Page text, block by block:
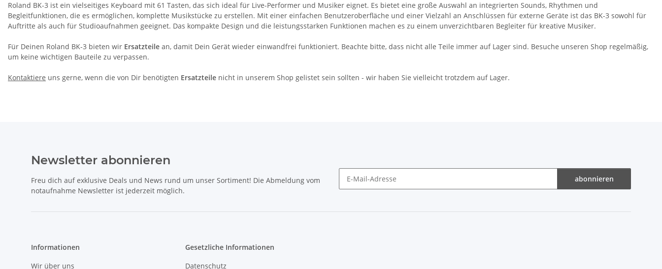
Roland BK-3 ist ein vielseitiges Keyboard mit 61 Tasten, das sich ideal für Live-Performer und Musiker eignet. Es bietet eine große Auswahl an integrierten Sounds, Rhythmen und
Begleitfunktionen, die es ermöglichen, komplette Musikstücke zu erstellen. Mit einer einfachen Benutzeroberfläche und einer Vielzahl an Anschlüssen für externe Geräte ist das BK-3 sowohl für
Auftritte als auch für Studioaufnahmen geeignet. Das kompakte Design und die leistungsstarken Funktionen machen es zu einem unverzichtbaren Begleiter für kreative Musiker.
Für Deinen Roland BK-3 bieten wir Ersatzteile an, damit Dein Gerät wieder einwandfrei funktioniert. Beachte bitte, dass nicht alle Teile immer auf Lager sind. Besuche unseren Shop regelmäßig,
um keine wichtigen Bauteile zu verpassen.
Kontaktiere uns gerne, wenn die von Dir benötigten Ersatzteile nicht in unserem Shop gelistet sein sollten - wir haben Sie vielleicht trotzdem auf Lager.
Newsletter abonnieren
Freu dich auf exklusive Deals und News rund um unser Sortiment! Die Abmeldung vom
notaufnahme Newsletter ist jederzeit möglich.
abonnieren
Informationen
Wir über uns
Gesetzliche Informationen
Datenschutz